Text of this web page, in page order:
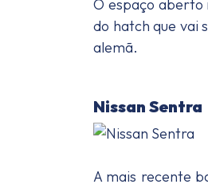
O espaço aberto
do hatch que vai
alemã.
Nissan Sentra
A mais recente